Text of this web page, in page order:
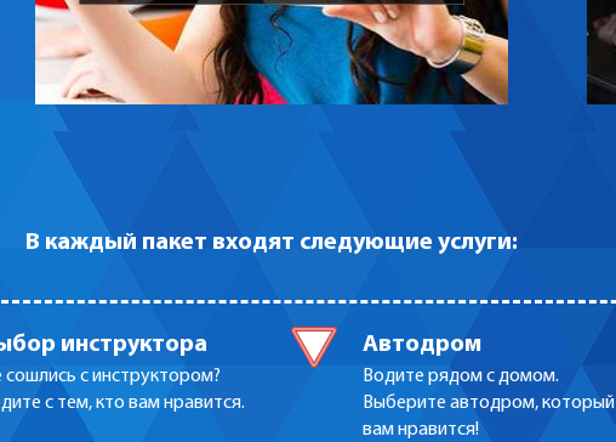
В каждый пакет входят следующие услуги:
инструктора
сошлись с инструктором?
с тем, кто вам нравится.
Автодром
Водите рядом с домом.
Выберите автодром, который
вам нравится!